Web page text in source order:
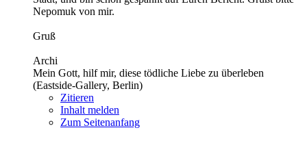
Nepomuk von mir.
Gruß
Archi
Mein Gott, hilf mir, diese tödliche Liebe zu überleben
(Eastside-Gallery, Berlin)
Zitieren
Inhalt melden
Zum Seitenanfang